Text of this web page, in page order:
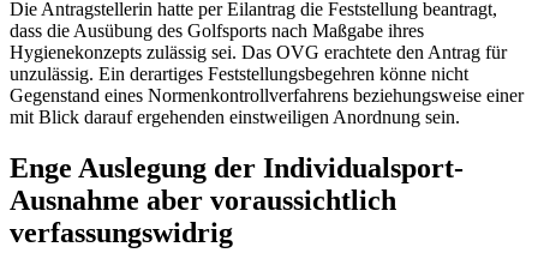
Die Antragstellerin hatte per Eilantrag die Feststellung beantragt,
dass die Ausübung des Golfsports nach Maßgabe ihres
Hygienekonzepts zulässig sei. Das OVG erachtete den Antrag für
unzulässig. Ein derartiges Feststellungsbegehren könne nicht
Gegenstand eines Normenkontrollverfahrens beziehungsweise einer
mit Blick darauf ergehenden einstweiligen Anordnung sein.
Enge Auslegung der Individualsport-
Ausnahme aber voraussichtlich
verfassungswidrig